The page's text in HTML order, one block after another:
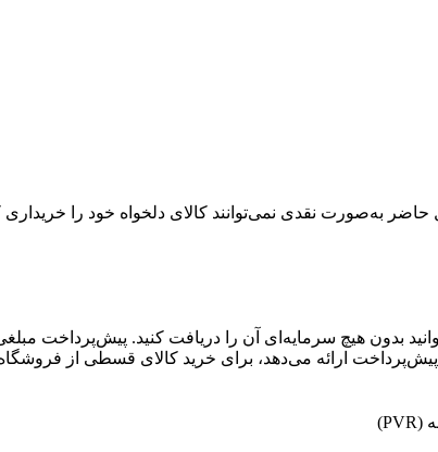
نقدی نمی‌توانند کالای دلخواه خود را خریداری
بدون هیچ سرمایه‌ای آن را دریافت کنید. پیش‌پرداخت
ارائه می‌دهد، برای خرید کالای قسطی از